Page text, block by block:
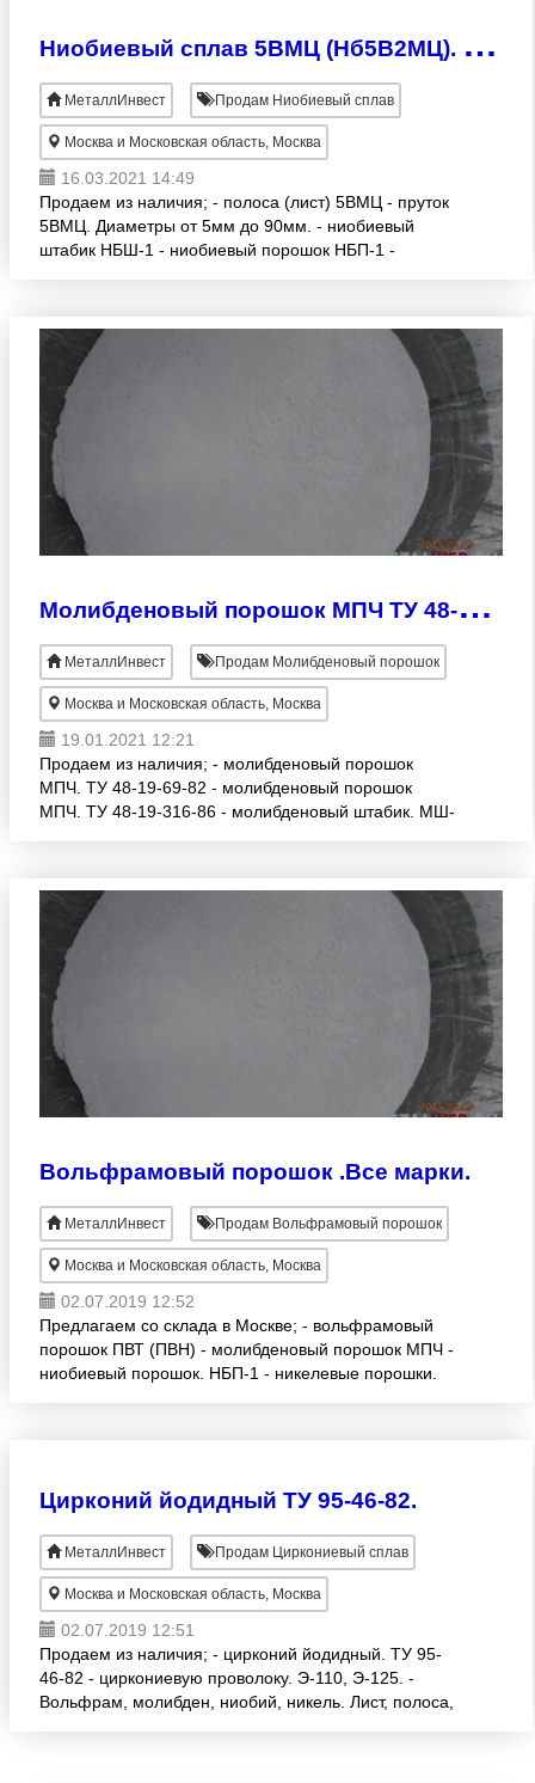
Н
иобиевый сплав 5ВМЦ (Нб5В2МЦ). Все размеры.
МеталлИнвест Продам Ниобиевый сплав
Москва и Московская область, Москва
16.03.2021 14:49
Продаем из наличия; - полоса (лист) 5ВМЦ - пруток
5ВМЦ. Диаметры от 5мм до 90мм. - ниобиевый
штабик НБШ-1 - ниобиевый порошок НБП-1 -
М
олибденовый порошок МПЧ ТУ 48-19-69-82 и др.
МеталлИнвест Продам Молибденовый порошок
Москва и Московская область, Москва
19.01.2021 12:21
Продаем из наличия; - молибденовый порошок
МПЧ. ТУ 48-19-69-82 - молибденовый порошок
МПЧ. ТУ 48-19-316-86 - молибденовый штабик. МШ-
Вольфрамовый порошок .Все марки.
МеталлИнвест Продам Вольфрамовый порошок
Москва и Московская область, Москва
02.07.2019 12:52
Предлагаем со склада в Москве; - вольфрамовый
порошок ПВТ (ПВН) - молибденовый порошок МПЧ -
ниобиевый порошок. НБП-1 - никелевые порошки.
Цирконий йодидный ТУ 95-46-82.
МеталлИнвест Продам Циркониевый сплав
Москва и Московская область, Москва
02.07.2019 12:51
Продаем из наличия; - цирконий йодидный. ТУ 95-
46-82 - циркониевую проволоку. Э-110, Э-125. -
Вольфрам, молибден, ниобий, никель. Лист, полоса,